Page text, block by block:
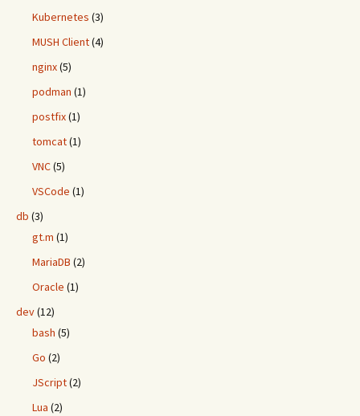
Kubernetes (3)
MUSH Client(4)
nginx(5)
podman (1)
postfix(1)
tomcat(1)
VNC(5)
VSCode (1)
db (3)
gt.m (1)
MariaDB (2)
Oracle (1)
dev(12)
bash (5)
Go (2)
JScript(2)
Lua (2)